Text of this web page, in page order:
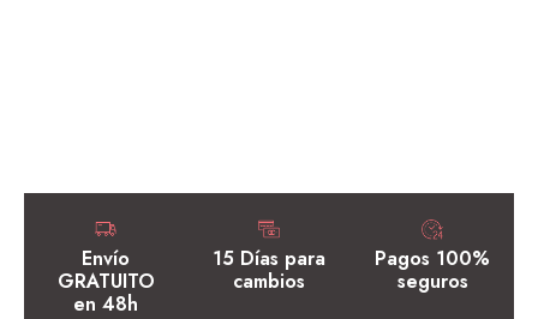
Envío
GRATUITO
en 48h
15 Días para
cambios
Pagos 100%
seguros